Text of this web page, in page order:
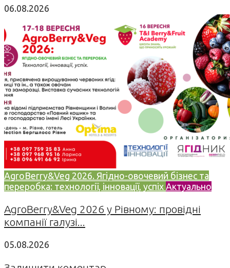
06.08.2026
AgroBerry&Veg 2026. Ягідно-овочевий бізнес та
переробка: технології, інновації, успіх Актуально
AgroBerry&Veg 2026 у Рівному: провідні
компанії галузі...
05.08.2026